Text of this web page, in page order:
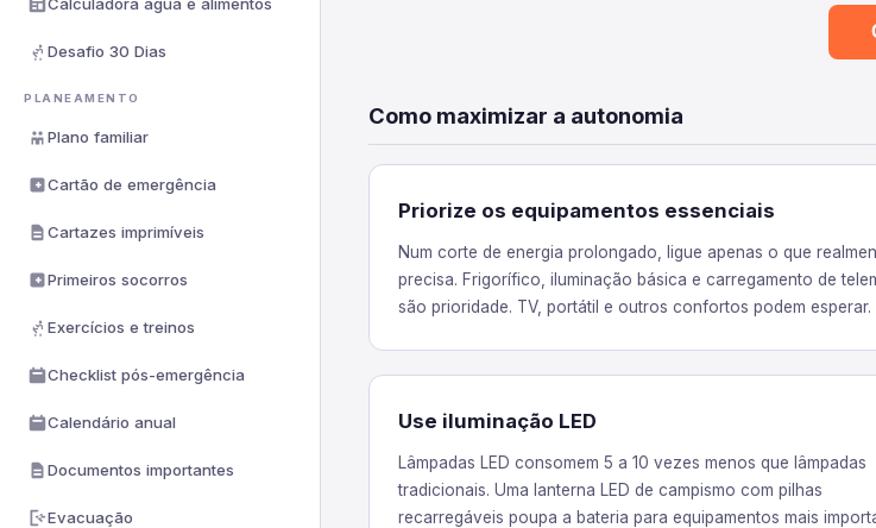
Desafio 30 Dias
PLANEAMENTO
Plano familiar
Cartão de emergência
Cartazes imprimíveis
Primeiros socorros
Exercícios e treinos
Checklist pós-emergência
Calendário anual
Documentos importantes
Evacuação
Como maximizar a autonomia
Priorize os equipamentos essenciais
Num corte de energia prolongado, ligue apenas o que
precisa. Frigorífico, iluminação básica e carregamento de
são prioridade. TV, portátil e outros confortos podem esperar.
Use iluminação LED
Lâmpadas LED consomem 5 a 10 vezes menos que lâmpadas
tradicionais. Uma lanterna LED de campismo com pilhas
recarregáveis poupa a bateria para equipamentos mais